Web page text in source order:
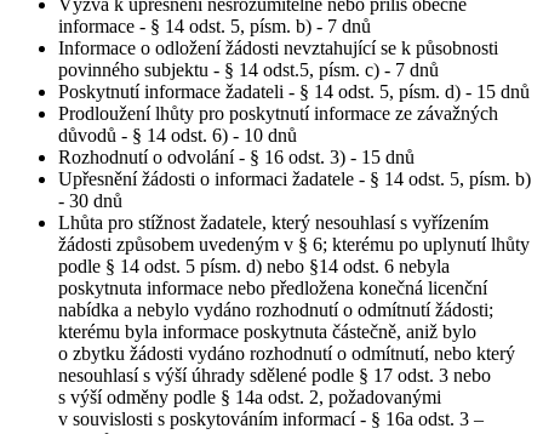
informace - § 14 odst. 5, písm. b) - 7 dnů
Informace o odložení žádosti nevztahující se k působnosti
povinného subjektu - § 14 odst.5, písm. c) - 7 dnů
Poskytnutí informace žadateli - § 14 odst. 5, písm. d) - 15 dnů
Prodloužení lhůty pro poskytnutí informace ze závažných
důvodů - § 14 odst. 6) - 10 dnů
Rozhodnutí o odvolání - § 16 odst. 3) - 15 dnů
Upřesnění žádosti o informaci žadatele - § 14 odst. 5, písm. b)
- 30 dnů
Lhůta pro stížnost žadatele, který nesouhlasí s vyřízením
žádosti způsobem uvedeným v § 6; kterému po uplynutí lhůty
podle § 14 odst. 5 písm. d) nebo §14 odst. 6 nebyla
poskytnuta informace nebo předložena konečná licenční
nabídka a nebylo vydáno rozhodnutí o odmítnutí žádosti;
kterému byla informace poskytnuta částečně, aniž bylo
o zbytku žádosti vydáno rozhodnutí o odmítnutí, nebo který
nesouhlasí s výší úhrady sdělené podle § 17 odst. 3 nebo
s výší odměny podle § 14a odst. 2, požadovanými
v souvislosti s poskytováním informací - § 16a odst. 3 –